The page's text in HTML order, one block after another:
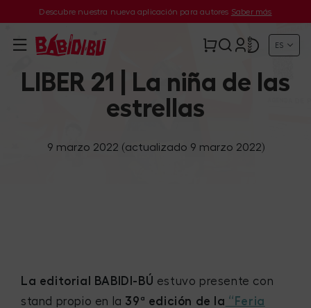
Descubre nuestra nueva aplicación para autores Saber más
ES
LIBER 21 | La niña de las
estrellas
9 marzo 2022 (actualizado 9 marzo 2022)
La editorial BABIDI-BÚ estuvo presente con
stand propio en la 39ª edición de la “Feria